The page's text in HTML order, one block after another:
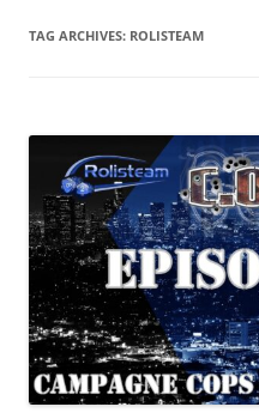
TAG ARCHIVES: ROLISTEAM